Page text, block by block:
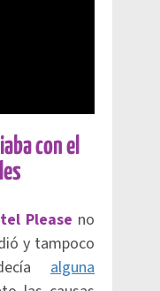
con el
Please no
y tampoco
alguna